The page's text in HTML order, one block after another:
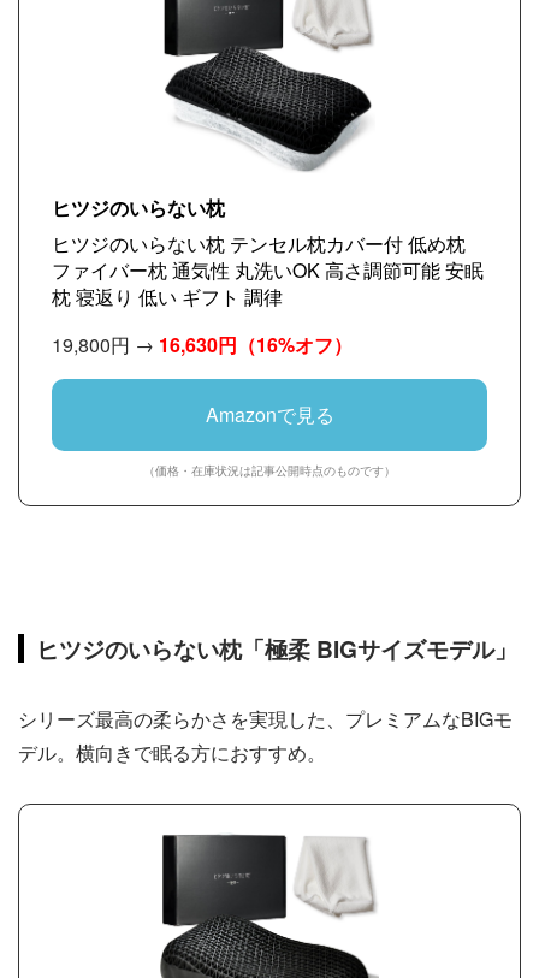
ヒツジのいらない枕
ヒツジのいらない枕 テンセル枕カバー付 低め枕
ファイバー枕 通気性 丸洗いOK 高さ調節可能 安眠
枕 寝返り 低い ギフト 調律
19,800円 → 16,630円 （16%オフ）
Amazonで見る
（価格・在庫状況は記事公開時点のものです）
ヒツジのいらない枕「極柔 BIGサイズモデル」
シリーズ最高の柔らかさを実現した、プレミアムなBIGモ
デル。横向きで眠る方におすすめ。